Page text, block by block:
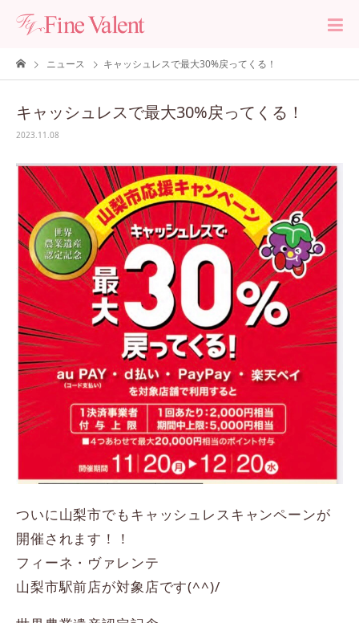
ニュース キャッシュレスで最大30%戻ってくる！
キャッシュレスで最大30%戻ってくる！
2023.11.08
ついに山梨市でもキャッシュレスキャンペーンが
開催されます！！
フィーネ・ヴァレンテ
山梨市駅前店が対象店です(^^)/